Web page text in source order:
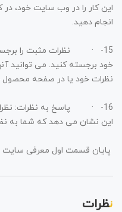
این کار را در وب سایت خود،
انجام دهید.
15-
· نظرات مثبت را
خود برجسته کنید. می توانید
نظرات خود یا در صفحه محصول
16-
· پاسخ به نظرات:
این نشان می دهد که شما به
پایان قسمت اول معرفی سایت
نظرات